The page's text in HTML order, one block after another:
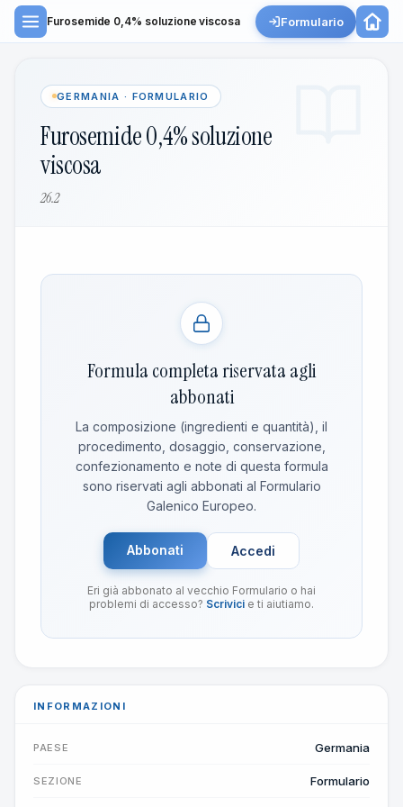
Furosemide 0,4% soluzione viscosa Formulario
GERMANIA · FORMULARIO
Furosemide 0,4% soluzione
viscosa
26.2
Formula completa riservata agli
abbonati
La composizione (ingredienti e quantità), il
procedimento, dosaggio, conservazione,
confezionamento e note di questa formula
sono riservati agli abbonati al Formulario
Galenico Europeo.
Abbonati Accedi
Eri già abbonato al vecchio Formulario o hai
problemi di accesso? Scrivici e ti aiutiamo.
INFORMAZIONI
PAESE Germania
SEZIONE Formulario